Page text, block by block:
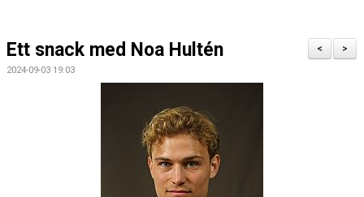
BILDGALLERI
>
<
Ett snack med Noa Hultén
2024-09-03 19:03